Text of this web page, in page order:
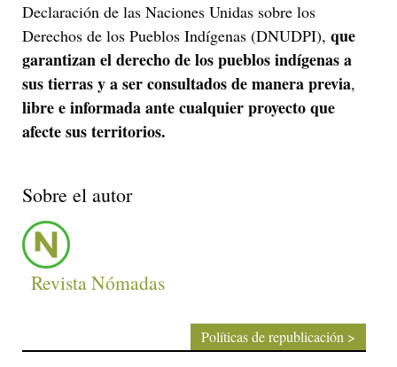
Declaración de las Naciones Unidas sobre los
Derechos de los Pueblos Indígenas (DNUDPI), que
garantizan el derecho de los pueblos indígenas a
sus tierras y a ser consultados de manera previa,
libre e informada ante cualquier proyecto que
afecte sus territorios.
Sobre el autor
Revista Nómadas
Políticas de republicación >